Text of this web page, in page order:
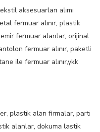
aksesuarları alımı
fermuar alınır, plastik
fermuar alanlar, orijinal
fermuar alınır, paketli
ile fermuar alınır,ykk
plastik alan firmalar, parti
alanlar, dokuma lastik